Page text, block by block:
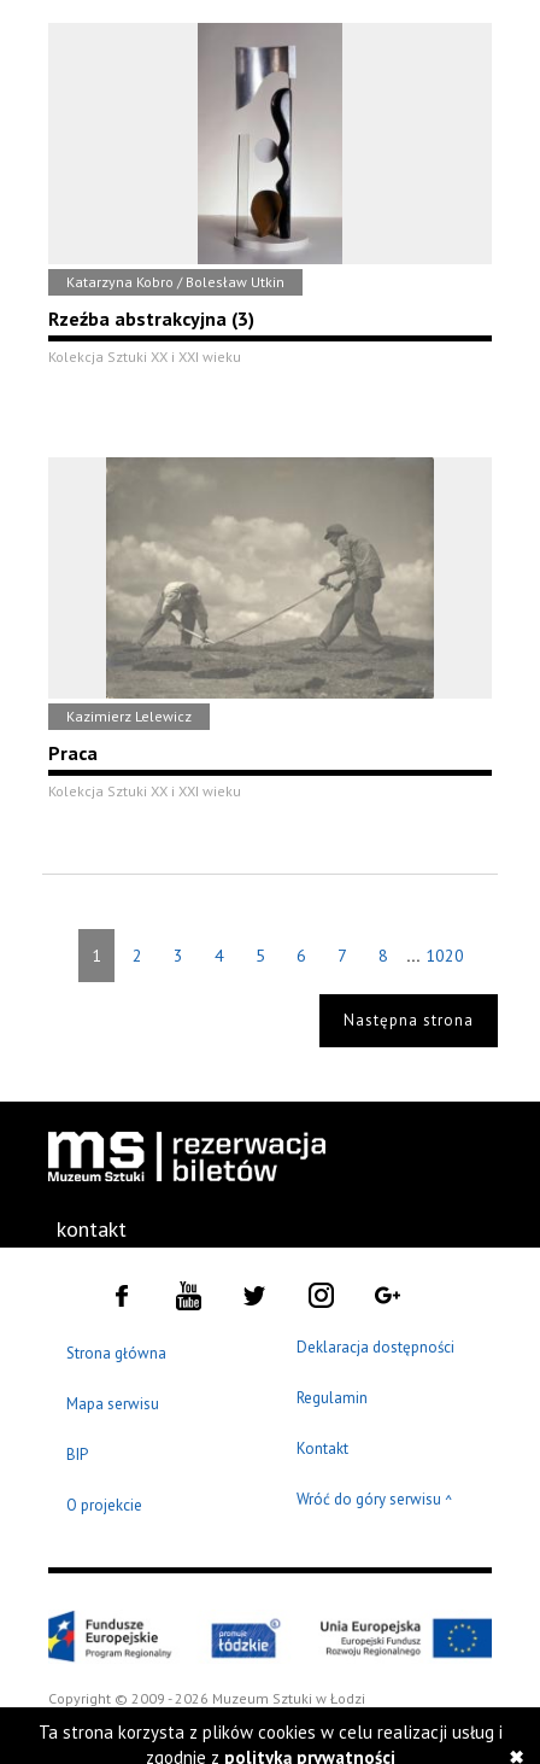
Katarzyna Kobro / Bolesław Utkin
Rzeźba abstrakcyjna (3)
Kolekcja Sztuki XX i XXI wieku
Kazimierz Lelewicz
Praca
Kolekcja Sztuki XX i XXI wieku
1 2 3 4 5 6 7 8 ... 1020
Następna strona
kontakt
Strona główna
Mapa serwisu
BIP
O projekcie
Deklaracja dostępności
Regulamin
Kontakt
Wróć do góry serwisu ^
Copyright © 2009 - 2026 Muzeum Sztuki w Łodzi
Ta strona korzysta z plików cookies w celu realizacji usług i
zgodnie z polityką prywatności